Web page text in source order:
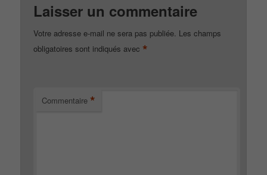
Laisser un commentaire
Votre adresse e-mail ne sera pas publiée. Les champs
obligatoires sont indiqués avec *
Commentaire *